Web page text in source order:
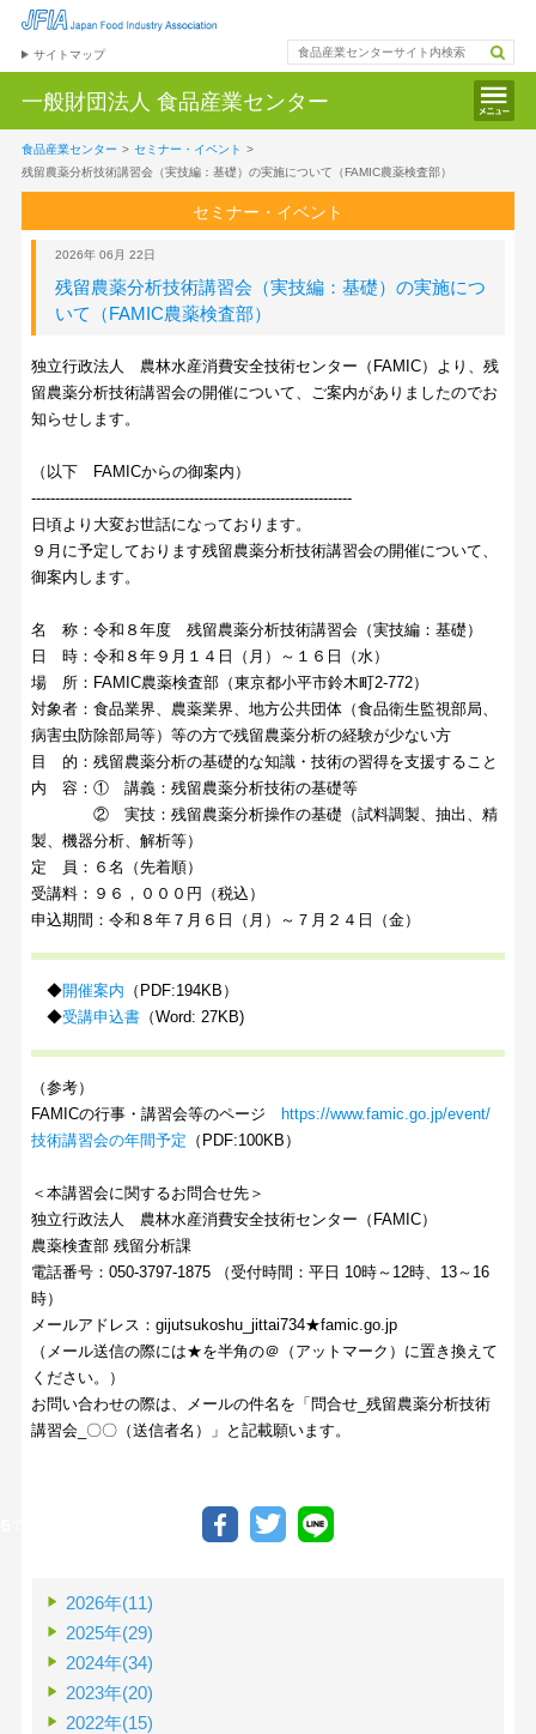
サイトマップ
一般財団法人 食品産業センター
食品産業センター > セミナー・イベント >
残留農薬分析技術講習会（実技編：基礎）の実施について（FAMIC農薬検査部）
セミナー・イベント
2026年 06月 22日
残留農薬分析技術講習会（実技編：基礎）の実施につ
いて（FAMIC農薬検査部）
独立行政法人 農林水産消費安全技術センター（FAMIC）より、残
留農薬分析技術講習会の開催について、ご案内がありましたのでお
知らせします。
（以下 FAMICからの御案内）
-------------------------------------------------------------------
日頃より大変お世話になっております。
９月に予定しております残留農薬分析技術講習会の開催について、
御案内します。
名 称：令和８年度 残留農薬分析技術講習会（実技編：基礎）
日 時：令和８年９月１４日（月）～１６日（水）
場 所：FAMIC農薬検査部（東京都小平市鈴木町2-772）
対象者：食品業界、農薬業界、地方公共団体（食品衛生監視部局、
病害虫防除部局等）等の方で残留農薬分析の経験が少ない方
目 的：残留農薬分析の基礎的な知識・技術の習得を支援すること
内 容：① 講義：残留農薬分析技術の基礎等
② 実技：残留農薬分析操作の基礎（試料調製、抽出、精
製、機器分析、解析等）
定 員：６名（先着順）
受講料：９６，０００円（税込）
申込期間：令和８年７月６日（月）～７月２４日（金）
◆開催案内 （PDF:194KB）
◆受講申込書 （Word: 27KB)
（参考）
FAMICの行事・講習会等のページ
https://www.famic.go.jp/event/
技術講習会の年間予定 （PDF:100KB）
＜本講習会に関するお問合せ先＞
独立行政法人 農林水産消費安全技術センター（FAMIC）
農薬検査部 残留分析課
電話番号：050-3797-1875 （受付時間：平日 10時～12時、13～16
時）
メールアドレス：gijutsukoshu_jittai734★famic.go.jp
（メール送信の際には★を半角の＠（アットマーク）に置き換えて
ください。）
お問い合わせの際は、メールの件名を「問合せ_残留農薬分析技術
講習会_〇〇（送信者名）」と記載願います。
2026年(11)
2025年(29)
2024年(34)
2023年(20)
2022年(15)